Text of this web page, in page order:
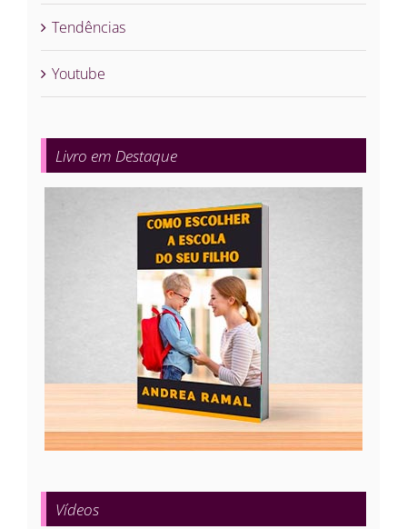
Tendências
Youtube
Livro em Destaque
Vídeos